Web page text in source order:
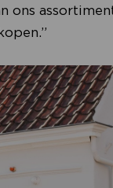
ons